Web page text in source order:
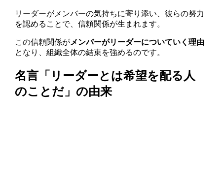
リーダーがメンバーの気持ちに寄り添い、彼らの努力
を認めることで、信頼関係が生まれます。
この信頼関係がメンバーがリーダーについていく理由
となり、組織全体の結束を強めるのです。
名言「リーダーとは希望を配る人
のことだ」の由来